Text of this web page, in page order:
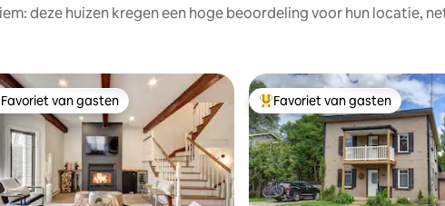
deze huizen kregen een hoge beoordeling voor hun locatie,
van gasten
Favoriet van gasten Topfavoriet van gasten
Favoriet van gasten